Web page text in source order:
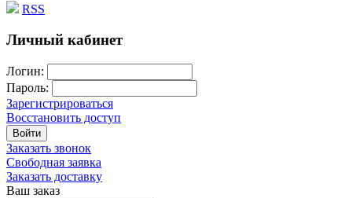
RSS
Личный кабинет
Логин:
Пароль:
Зарегистрироваться
Восстановить доступ
Войти
Заказать звонок
Свободная заявка
Заказать доставку
Ваш заказ